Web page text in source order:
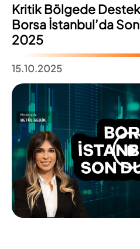
Kritik Bölgede Destek
Borsa İstanbul’da
2025
15.10.2025